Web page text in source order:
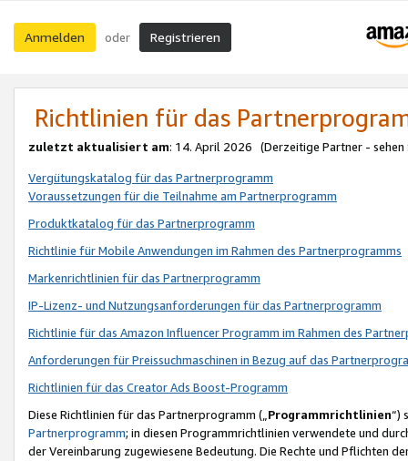
Anmelden oder Registrieren
Richtlinien für das
zuletzt aktualisiert am: 14. April 2026 (Derzeitige Partner - sehen
Vergütungskatalog für das Partnerprogramm
Voraussetzungen für die Teilnahme am Partnerprogramm
Produktkatalog für das Partnerprogramm
Richtlinie für Mobile Anwendungen im Rahmen des Partnerprogramms
Markenrichtlinien für das Partnerprogramm
IP-Lizenz- und Nutzungsanforderungen für das Partnerprogramm
Richtlinie für das Amazon Influencer Programm im Rahmen des
Anforderungen für Preissuchmaschinen in Bezug auf das
Richtlinien für das Creator Ads Boost-Programm
Diese Richtlinien für das Partnerprogramm („Programmrichtlinien“)
Partnerprogramm; in diesen Programmrichtlinien verwendete und
der Vereinbarung zugewiesene Bedeutung. Die Rechte und Pflichten